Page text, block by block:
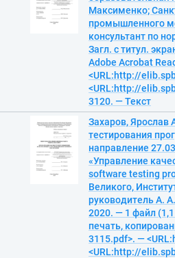
Максименко;
промышленного
консультант по
Загл. с титул.
Adobe Acrobat
<URL:http://
<URL:http://
3120. — Текст
Захаров, Ярослав
тестирования
направление
«Управление
software testing
Великого,
руководитель А.
2020. — 1 файл
печать,
3115.pdf>. —
<URL:http://